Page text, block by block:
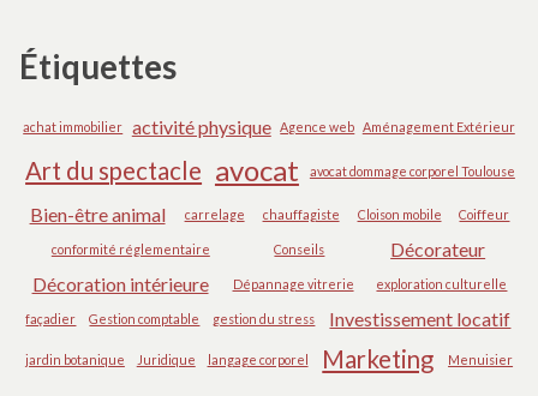
Étiquettes
achat immobilier activité physique Agence web Aménagement Extérieur
Art du spectacle avocat avocat dommage corporel Toulouse
Bien-être animal carrelage chauffagiste Cloison mobile Coiffeur
conformité réglementaire Conseils
Décorateur
Décoration intérieure
Dépannage vitrerie exploration culturelle
façadier Gestion comptable gestion du stress Investissement locatif
jardin botanique Juridique langage corporel Marketing Menuisier